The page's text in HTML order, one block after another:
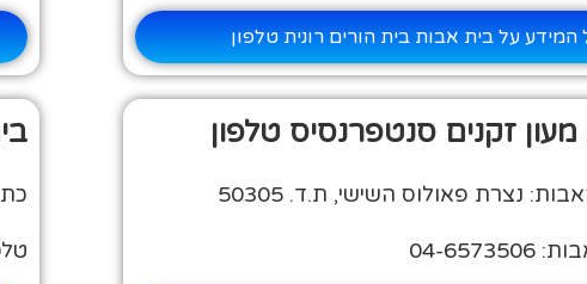
המידע על בית אבות בית הורים רונית טלפון
זקנים סנטפרנסיס טלפון
נצרת פאולוס השישי, ת.ד. 50305